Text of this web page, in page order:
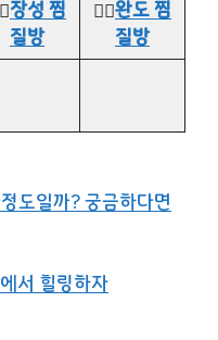
장성 찜
질방
👉🏻완도 찜
질방
도일까? 궁금하다면
서 힐링하자